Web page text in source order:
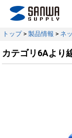
トップ> 製品情報 > ネ
カテゴリ6Aより